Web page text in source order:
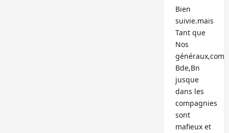
Bien
suivie.mais
Tant que
Nos
généraux,com
Bde,Bn
jusque
dans les
compagnies
sont
mafieux et